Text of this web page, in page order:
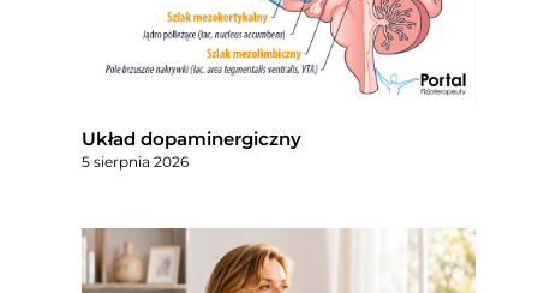
Układ dopaminergiczny
5 sierpnia 2026